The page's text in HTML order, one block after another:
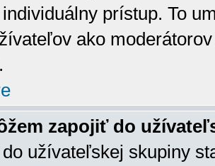
prístup. To
ako
zapojiť do
užívateľskej skupiny